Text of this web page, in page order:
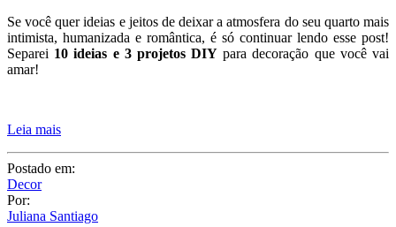
Se você quer ideias e jeitos de deixar a atmosfera do seu quarto mais
intimista, humanizada e romântica, é só continuar lendo esse post!
Separei 10 ideias e 3 projetos DIY para decoração que você vai
amar!
Leia mais
Postado em:
Decor
Por:
Juliana Santiago